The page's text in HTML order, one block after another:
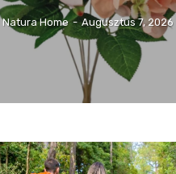
Natura Home - Augusztus 7, 2026